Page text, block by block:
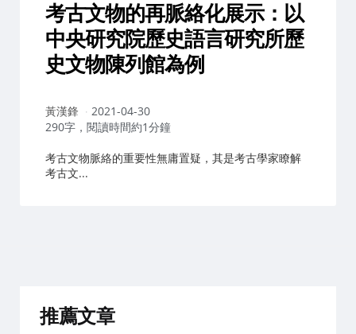
考古文物的再脈絡化展示：以
中央研究院歷史語言研究所歷
史文物陳列館為例
作
者：
黃漢鋒
2021-04-30
290字，閱讀時間約1分鐘
考古文物脈絡的重要性無庸置疑，其是考古學家瞭解
考古文...
推薦文章